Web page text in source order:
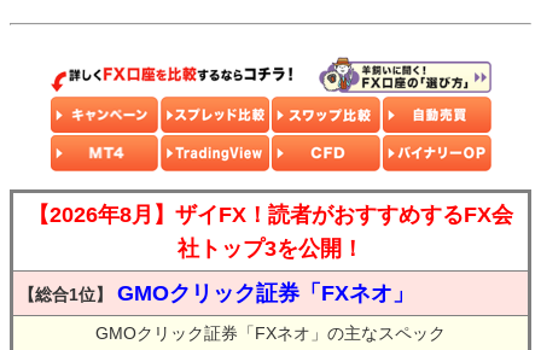
【2026年8月】ザイFX！読者がおすすめするFX会
社トップ3を公開！
【総合1位】 GMOクリック証券「FXネオ」
GMOクリック証券「FXネオ」の主なスペック